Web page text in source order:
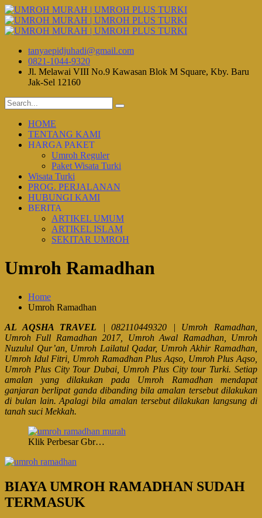
tanyaepidjuhadi@gmail.com
0821-1044-9320
Jl. Melawai VIII No.9 Kawasan Blok M Square, Kby. Baru
Jak-Sel 12160
HOME
TENTANG KAMI
HARGA PAKET
Umroh Reguler
Paket Wisata Turki
Wisata Turki
PROG. PERJALANAN
HUBUNGI KAMI
BERITA
ARTIKEL UMUM
ARTIKEL ISLAM
SEKITAR UMROH
Umroh Ramadhan
Home
Umroh Ramadhan
AL AQSHA TRAVEL | 082110449320 | Umroh Ramadhan,
Umroh Full Ramadhan 2017, Umroh Awal Ramadhan, Umroh
Nuzulul Qur’an, Umroh Lailatul Qadar, Umroh Akhir Ramadhan,
Umroh Idul Fitri, Umroh Ramadhan Plus Aqso, Umroh Plus Aqso,
Umroh Plus City Tour Dubai, Umroh Plus City tour Turki. Setiap
amalan yang dilakukan pada Umroh Ramadhan mendapat
ganjaran berlipat ganda dibanding bila amalan tersebut dilakukan
di bulan lain. Apalagi bila amalan tersebut dilakukan langsung di
tanah suci Mekkah.
Klik Perbesar Gbr…
BIAYA UMROH RAMADHAN SUDAH
TERMASUK